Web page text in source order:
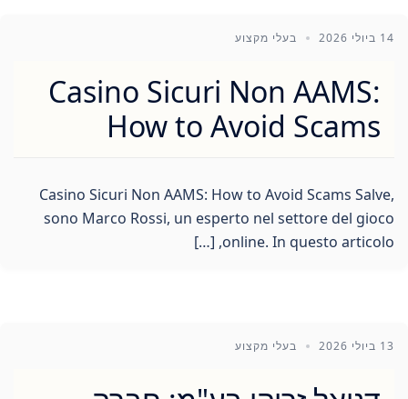
14 ביולי 2026 בעלי מקצוע
Casino Sicuri Non AAMS:
How to Avoid Scams
Casino Sicuri Non AAMS: How to Avoid Scams Salve,
sono Marco Rossi, un esperto nel settore del gioco
online. In questo articolo, […]
13 ביולי 2026 בעלי מקצוע